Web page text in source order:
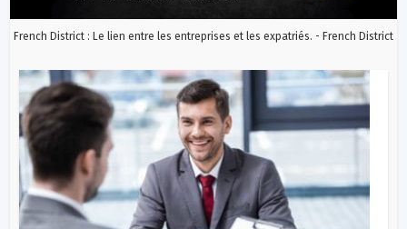
French District : Le lien entre les entreprises et les expatriés. - French District